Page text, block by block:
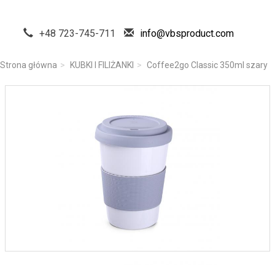
+48 723-745-711 info@vbsproduct.com
Strona główna KUBKI I FILIŻANKI Coffee2go Classic 350ml szary